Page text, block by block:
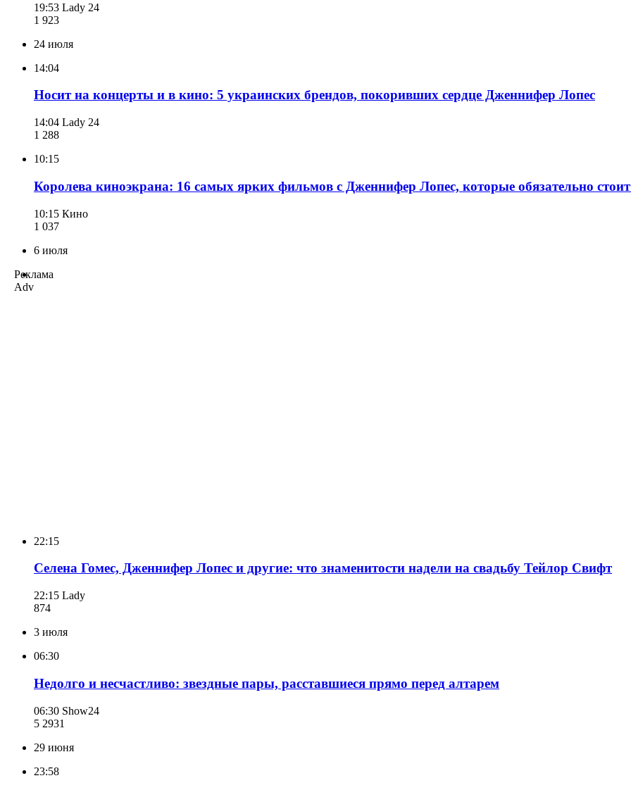
19:53 Lady 24
1 923
24 июля
14:04
Носит на концерты и в кино: 5 украинских брендов, покоривших сердце Дженнифер Лопес
14:04 Lady 24
1 288
10:15
Королева киноэкрана: 16 самых ярких фильмов с Дженнифер Лопес, которые обязательно
10:15 Кино
1 037
6 июля
Реклама
Adv
22:15
Селена Гомес, Дженнифер Лопес и другие: что знаменитости надели на свадьбу Тейлор Свифт
22:15 Lady
874
3 июля
06:30
Недолго и несчастливо: звездные пары, расставшиеся прямо перед алтарем
06:30 Show24
5 2931
29 июня
23:58